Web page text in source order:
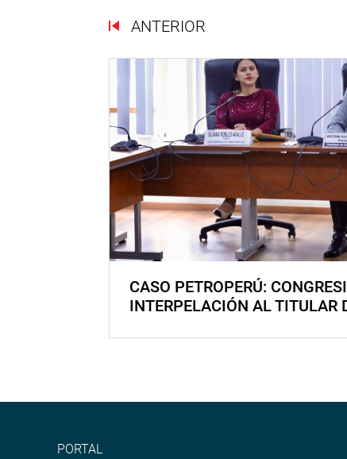
ANTERIOR
CASO PETROPERÚ:
INTERPELACIÓN AL TITULAR
PORTAL